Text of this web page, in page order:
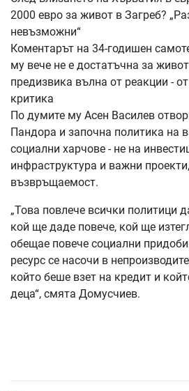
2000 евро за живот в Загреб?
невъзможни“
Коментарът на 34-годишен
му вече не е достатъчна за
предизвика вълна от реакции -
критика
По думите му Асен Василев
Пандора и започна политика на
социални харчове - не на
инфраструктура и важни
възвръщаемост.
„Това повлече всички политици
кой ще даде повече, кой ще
обещае повече социални
ресурс се насочи в
който беше взет на кредит и
деца“, смята Домусчиев.